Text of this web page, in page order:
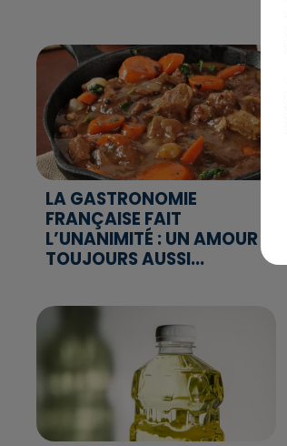
LA GASTRONOMIE
FRANÇAISE FAIT
L’UNANIMITÉ : UN AMOUR
TOUJOURS AUSSI...